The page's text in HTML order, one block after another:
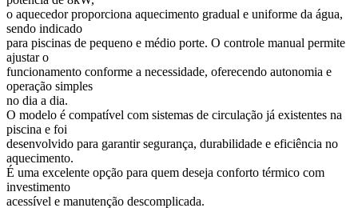
o aquecedor proporciona aquecimento gradual e uniforme da água,
sendo indicado
para piscinas de pequeno e médio porte. O controle manual permite
ajustar o
funcionamento conforme a necessidade, oferecendo autonomia e
operação simples
no dia a dia.
O modelo é compatível com sistemas de circulação já existentes na
piscina e foi
desenvolvido para garantir segurança, durabilidade e eficiência no
aquecimento.
É uma excelente opção para quem deseja conforto térmico com
investimento
acessível e manutenção descomplicada.